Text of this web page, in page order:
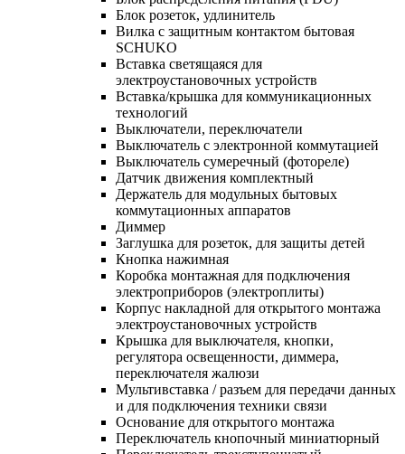
Блок розеток, удлинитель
Вилка с защитным контактом бытовая
SCHUKO
Вставка светящаяся для
электроустановочных устройств
Вставка/крышка для коммуникационных
технологий
Выключатели, переключатели
Выключатель с электронной коммутацией
Выключатель сумеречный (фотореле)
Датчик движения комплектный
Держатель для модульных бытовых
коммутационных аппаратов
Диммер
Заглушка для розеток, для защиты детей
Кнопка нажимная
Коробка монтажная для подключения
электроприборов (электроплиты)
Корпус накладной для открытого монтажа
электроустановочных устройств
Крышка для выключателя, кнопки,
регулятора освещенности, диммера,
переключателя жалюзи
Мультивставка / разъем для передачи данных
и для подключения техники связи
Основание для открытого монтажа
Переключатель кнопочный миниатюрный